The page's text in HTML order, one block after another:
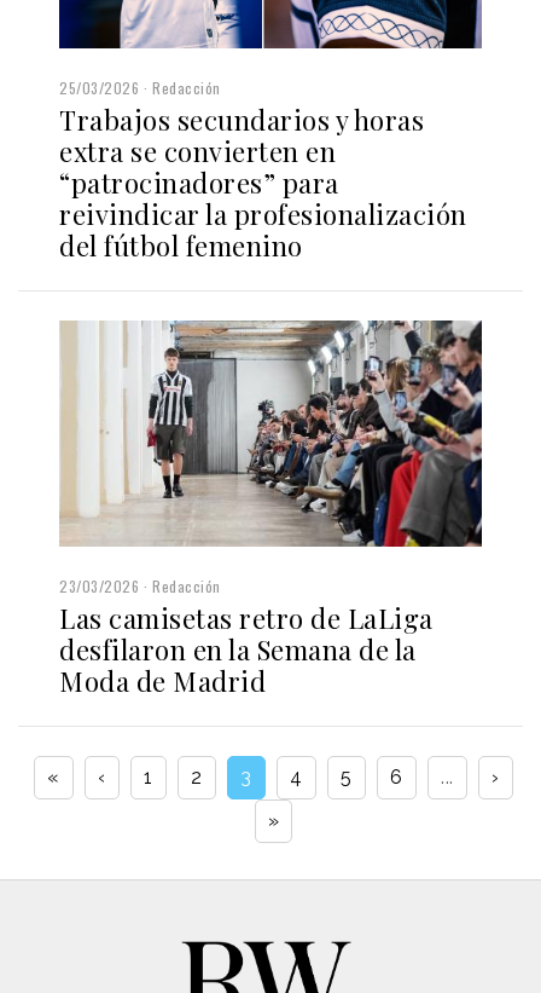
25/03/2026 Redacción
Trabajos secundarios y horas
extra se convierten en
“patrocinadores” para
reivindicar la profesionalización
del fútbol femenino
23/03/2026 Redacción
Las camisetas retro de LaLiga
desfilaron en la Semana de la
Moda de Madrid
« ‹ 1 2 3 4 5 6 ...
›
»